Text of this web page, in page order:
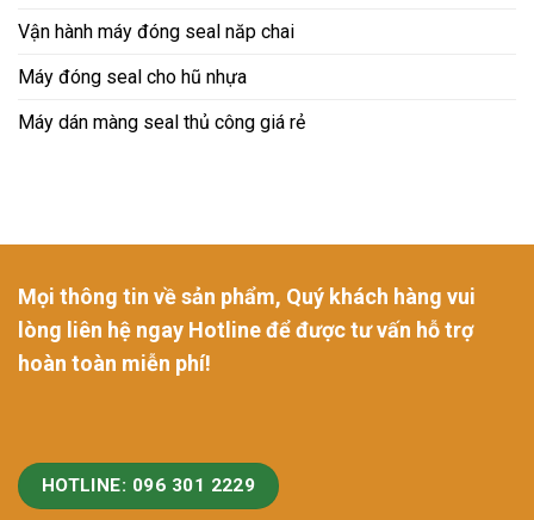
Vận hành máy đóng seal năp chai
Máy đóng seal cho hũ nhựa
Máy dán màng seal thủ công giá rẻ
Mọi thông tin về sản phẩm, Quý khách hàng vui
lòng liên hệ ngay Hotline để được tư vấn hỗ trợ
hoàn toàn miễn phí!
HOTLINE: 096 301 2229